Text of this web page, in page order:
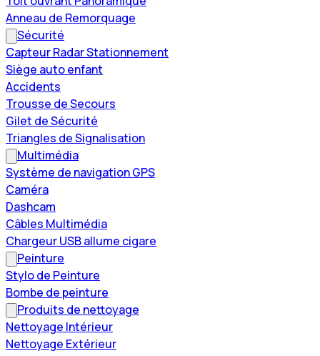
Anneau de Remorquage
Sécurité
Capteur Radar Stationnement
Siège auto enfant
Accidents
Trousse de Secours
Gilet de Sécurité
Triangles de Signalisation
Multimédia
Système de navigation GPS
Caméra
Dashcam
Câbles Multimédia
Chargeur USB allume cigare
Peinture
Stylo de Peinture
Bombe de peinture
Produits de nettoyage
Nettoyage Intérieur
Nettoyage Extérieur